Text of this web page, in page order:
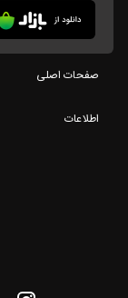
صفحات اصلی
اطلاعات